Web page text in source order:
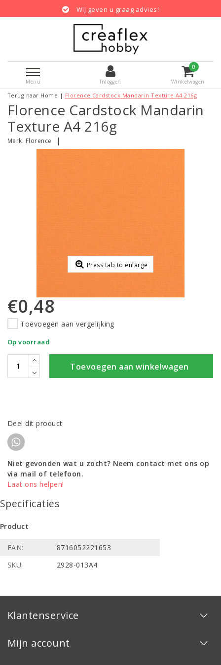
Wij geven u graag advies!
Menu Inloggen
0
Winkelwagen
Terug naar Home | Florence Cardstock Mandarin Texture A4 216g
Florence Cardstock Mandarin
Texture A4 216g
Merk: Florence |
Press tab to enlarge
€0,48
Toevoegen aan vergelijking
Op voorraad
Toevoegen aan winkelwagen
Deel dit product
Niet gevonden wat u zocht? Neem contact met ons op
via mail of telefoon.
Laat ons helpen!
Specificaties
Product
EAN:
8716052221653
SKU:
2928-013A4
Klantenservice
Mijn account